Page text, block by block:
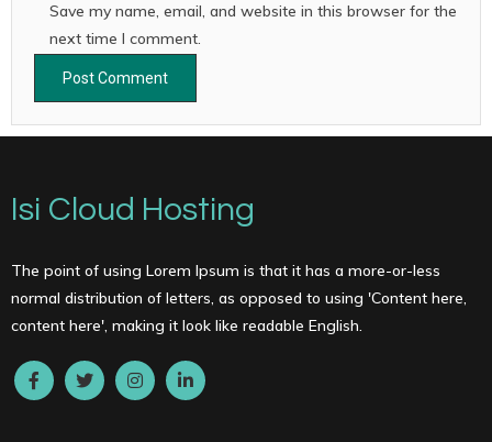
Save my name, email, and website in this browser for the
next time I comment.
Isi Cloud Hosting
The point of using Lorem Ipsum is that it has a more-or-less
normal distribution of letters, as opposed to using 'Content here,
content here', making it look like readable English.